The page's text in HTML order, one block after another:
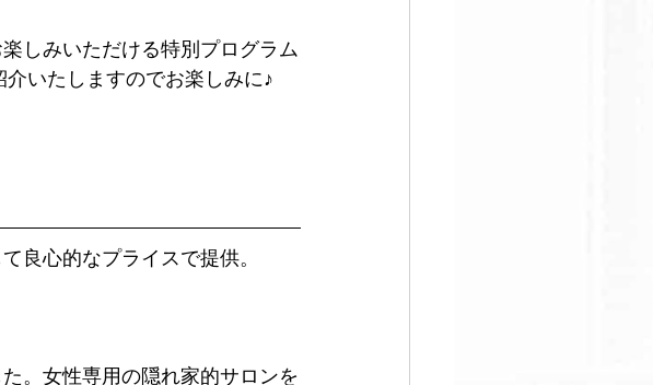
しみいただける特別プログラム
いたしますのでお楽しみに♪
良心的なプライスで提供。
。女性専用の隠れ家的サロンを